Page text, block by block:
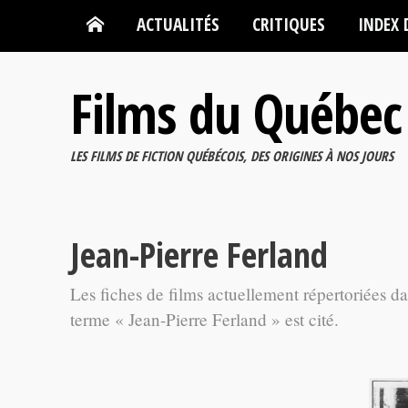
ACTUALITÉS CRITIQUES INDEX
Films du Québec
LES FILMS DE FICTION QUÉBÉCOIS, DES ORIGINES À NOS JOURS
Jean-Pierre Ferland
Les fiches de films actuellement répertoriées
terme « Jean-Pierre Ferland » est cité.